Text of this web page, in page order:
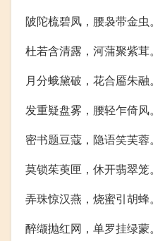
陂陀梳碧凤，腰袅带金虫。
杜若含清露，河蒲聚紫茸。
月分蛾黛破，花合靥朱融。
发重疑盘雾，腰轻乍倚风。
密书题豆蔻，隐语笑芙蓉。
莫锁茱萸匣，休开翡翠笼。
弄珠惊汉燕，烧蜜引胡蜂。
醉缬抛红网，单罗挂绿蒙。